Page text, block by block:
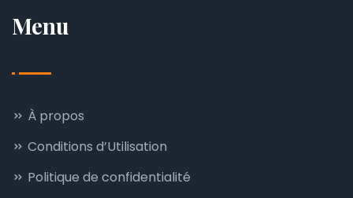
Menu
À propos
Conditions d’Utilisation
Politique de confidentialité